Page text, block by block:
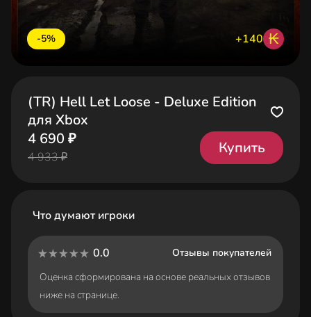
-5% +140 ₭
(TR) Hell Let Loose - Deluxe Edition
для Xbox
4 690 ₽
4 933 ₽
Купить
Что думают игроки
0.0
Отзывы покупателей
Оценка сформирована на основе реальных отзывов
ниже на странице.